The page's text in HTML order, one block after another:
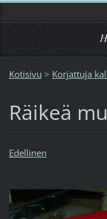
Kotisivu > Korjattuja
Räikeä
Edellinen